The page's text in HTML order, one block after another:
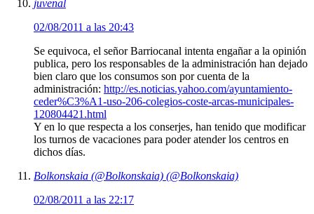
juvenal
02/08/2011 a las 20:43
Se equivoca, el señor Barriocanal intenta engañar a la opinión
publica, pero los responsables de la administración han dejado
bien claro que los consumos son por cuenta de la
administración: http://es.noticias.yahoo.com/ayuntamiento-
ceder%C3%A1-uso-206-colegios-coste-arcas-municipales-
120804421.html
Y en lo que respecta a los conserjes, han tenido que modificar
los turnos de vacaciones para poder atender los centros en
dichos días.
Bolkonskaia (@Bolkonskaia) (@Bolkonskaia)
02/08/2011 a las 22:17